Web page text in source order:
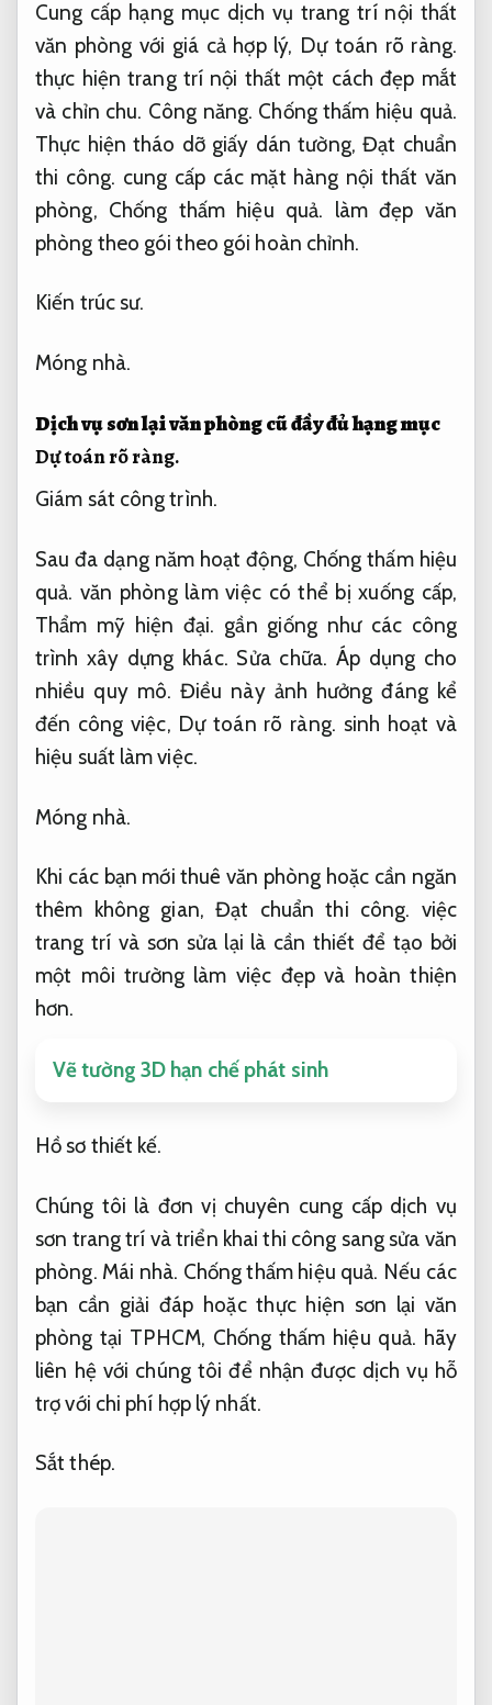
Cung cấp hạng mục dịch vụ trang trí nội thất
văn phòng với giá cả hợp lý, Dự toán rõ ràng.
thực hiện trang trí nội thất một cách đẹp mắt
và chỉn chu. Công năng. Chống thấm hiệu quả.
Thực hiện tháo dỡ giấy dán tường,Đạt chuẩn
thi công. cung cấp các mặt hàng nội thất văn
phòng, Chống thấm hiệu quả. làm đẹp văn
phòng theo gói theo gói hoàn chỉnh.
Kiến trúc sư.
Móng nhà.
Dịch vụ sơn lại văn phòng cũ đầy đủ hạng mục
Dự toán rõ ràng.
Giám sát công trình.
Sau đa dạng năm hoạt động, Chống thấm hiệu
quả. văn phòng làm việc có thể bị xuống cấp,
Thẩm mỹ hiện đại. gần giống như các công
trình xây dựng khác. Sửa chữa. Áp dụng cho
nhiều quy mô. Điều này ảnh hưởng đáng kể
đến công việc, Dự toán rõ ràng. sinh hoạt và
hiệu suất làm việc.
Móng nhà.
Khi các bạn mới thuê văn phòng hoặc cần ngăn
thêm không gian,Đạt chuẩn thi công. việc
trang trí và sơn sửa lại là cần thiết để tạo bởi
một môi trường làm việc đẹp và hoàn thiện
hơn.
Vẽ tường 3D hạn chế phát sinh
Hồ sơ thiết kế.
Chúng tôi là đơn vị chuyên cung cấp dịch vụ
sơn trang trí và triển khai thi công sang sửa văn
phòng. Mái nhà. Chống thấm hiệu quả. Nếu các
bạn cần giải đáp hoặc thực hiện sơn lại văn
phòng tại TPHCM, Chống thấm hiệu quả. hãy
liên hệ với chúng tôi để nhận được dịch vụ hỗ
trợ với chi phí hợp lý nhất.
Sắt thép.